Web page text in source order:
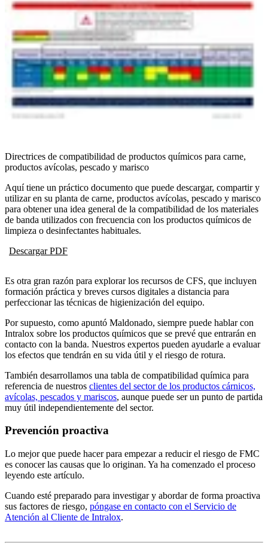
Directrices de compatibilidad de productos químicos para carne,
productos avícolas, pescado y marisco
Aquí tiene un práctico documento que puede descargar, compartir y
utilizar en su planta de carne, productos avícolas, pescado y marisco
para obtener una idea general de la compatibilidad de los materiales
de banda utilizados con frecuencia con los productos químicos de
limpieza o desinfectantes habituales.
Descargar PDF
Es otra gran razón para explorar los recursos de CFS, que incluyen
formación práctica y breves cursos digitales a distancia para
perfeccionar las técnicas de higienización del equipo.
Por supuesto, como apuntó Maldonado, siempre puede hablar con
Intralox sobre los productos químicos que se prevé que entrarán en
contacto con la banda. Nuestros expertos pueden ayudarle a evaluar
los efectos que tendrán en su vida útil y el riesgo de rotura.
También desarrollamos una tabla de compatibilidad química para
referencia de nuestros clientes del sector de los productos cárnicos,
avícolas, pescados y mariscos, aunque puede ser un punto de partida
muy útil independientemente del sector.
Prevención proactiva
Lo mejor que puede hacer para empezar a reducir el riesgo de FMC
es conocer las causas que lo originan. Ya ha comenzado el proceso
leyendo este artículo.
Cuando esté preparado para investigar y abordar de forma proactiva
sus factores de riesgo, póngase en contacto con el Servicio de
Atención al Cliente de Intralox.